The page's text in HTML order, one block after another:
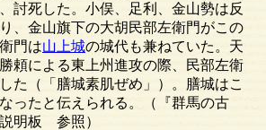
討死した。小俣、足利、金山勢は反
、金山旗下の大胡民部左衛門がこの
門は山上城の城代も兼ねていた。天
頼による東上州進攻の際、民部左衛
た（「膳城素肌ぜめ」）。膳城はこ
ったと伝えられる。（『群馬の古
明板 参照）